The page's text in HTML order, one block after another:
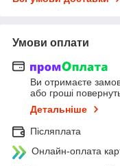
Умови оплати
Ви отримаєте
або гроші
Детальніше
Післяплата
Онлайн-оплата